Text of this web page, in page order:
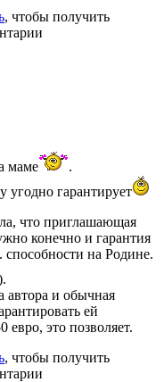
, чтобы получить
маме
.
угодно гарантирует
что приглашающая
конечно и гарантия
способности на Родине.
автора и обычная
ей
евро, это позволяет.
, чтобы получить